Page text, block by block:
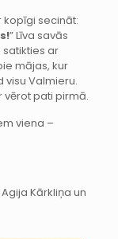
kopīgi secināt:
” Līva savās
ar
mājas, kur
visu Valmieru.
vērot pati pirmā.
viena –
Kārkliņa un